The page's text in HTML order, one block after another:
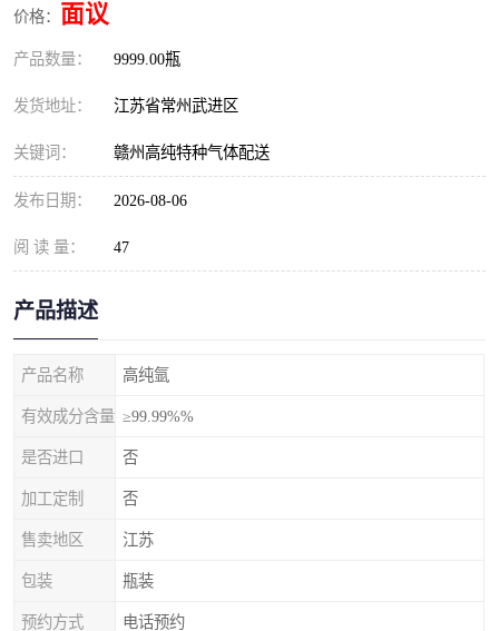
价格： 面议
产品数量： 9999.00瓶
发货地址： 江苏省常州武进区
关键词： 赣州高纯特种气体配送
发布日期： 2026-08-06
阅 读 量： 47
产品描述
产品名称 高纯氩
有效成分含量 ≥99.99%%
是否进口 否
加工定制 否
售卖地区 江苏
包装 瓶装
预约方式 电话预约